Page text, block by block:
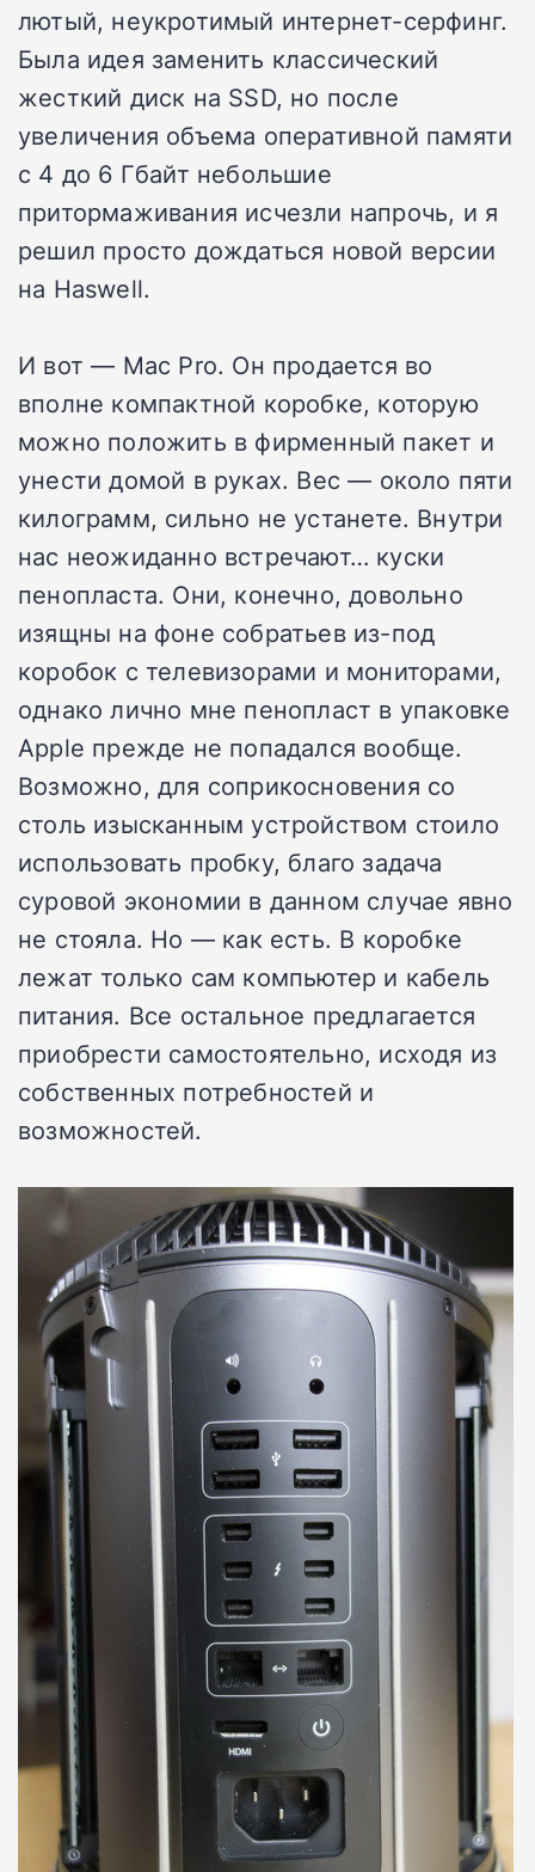
лютый, неукротимый интернет-серфинг.
Была идея заменить классический
жесткий диск на SSD, но после
увеличения объема оперативной памяти
с 4 до 6 Гбайт небольшие
притормаживания исчезли напрочь, и я
решил просто дождаться новой версии
на Haswell.
И вот — Mac Pro. Он продается во
вполне компактной коробке, которую
можно положить в фирменный пакет и
унести домой в руках. Вес — около пяти
килограмм, сильно не устанете. Внутри
нас неожиданно встречают… куски
пенопласта. Они, конечно, довольно
изящны на фоне собратьев из-под
коробок с телевизорами и мониторами,
однако лично мне пенопласт в упаковке
Apple прежде не попадался вообще.
Возможно, для соприкосновения со
столь изысканным устройством стоило
использовать пробку, благо задача
суровой экономии в данном случае явно
не стояла. Но — как есть. В коробке
лежат только сам компьютер и кабель
питания. Все остальное предлагается
приобрести самостоятельно, исходя из
собственных потребностей и
возможностей.